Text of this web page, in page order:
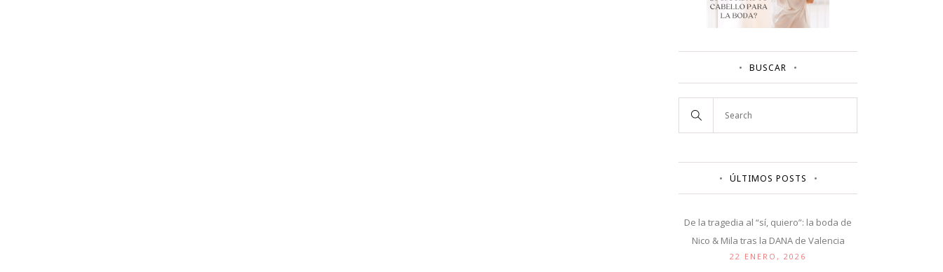
BUSCAR
ÚLTIMOS POSTS
De la tragedia al “sí, quiero”: la boda de
Nico & Mila tras la DANA de Valencia
22 ENERO, 2026